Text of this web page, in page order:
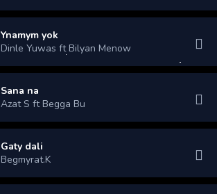
Ynamym yok
Dinle Yuwas ft Bilyan Menow
Sana na
Azat S ft Begga Bu
Gaty dali
Begmyrat.K